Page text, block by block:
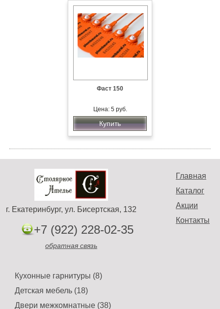
Фаст 150
Цена: 5 руб.
Купить
Главная
Каталог
Акции
Контакты
г. Екатеринбург, ул. Бисертская, 132
+7 (922) 228-02-35
обратная связь
Кухонные гарнитуры (8)
Детская мебель (18)
Двери межкомнатные (38)